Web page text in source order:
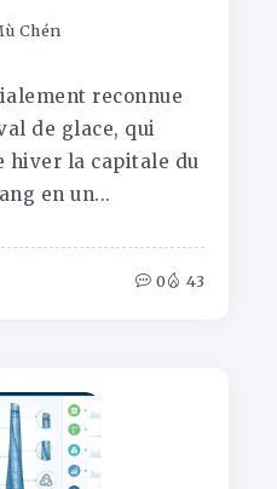
Chén
reconnue
de glace, qui
hiver la capitale du
en un...
0 43